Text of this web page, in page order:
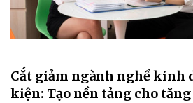
Cắt giảm ngành nghề kinh
kiện: Tạo nền tảng cho